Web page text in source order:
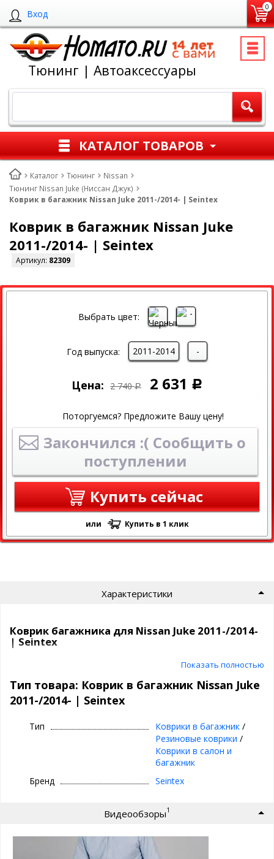
Вход
0
Тюнинг | Автоаксессуары
КАТАЛОГ ТОВАРОВ
Каталог Тюнинг
Nissan
Тюнинг Nissan Juke (Ниссан Джук)
Коврик в багажник Nissan Juke 2011-/2014- | Seintex
Коврик в багажник Nissan Juke
2011-/2014- | Seintex
Артикул: 82309
СКИДКА
Выбрать цвет:
Год выпуска: 2011-2014 -
Цена: 2 740 Р 2 631 Р
Поторгуемся? Предложите Вашу цену!
Закончился :( Сообщить о
поступлении
Купить сейчас
или Купить в 1 клик
Характеристики
Коврик багажника для Nissan Juke 2011-/2014-
| Seintex
Коврик в багажник автомобиля |
полиуретановый, Seintex
⊕ высокие бортики, специальный рисунок
геометрию багажника вашего автомобиля
⊕ используется каждый день круглый год -
лето, осень, зима, весна
морозе, не пахнет - эластичный и практичный
⊕ износостоек, легко чистится и моется, прост
в уходе
Показать полностью
Тип товара: Коврик в багажник Nissan Juke
2011-/2014- | Seintex
Тип Коврики в багажник/
Резиновые коврики /
Коврики в салон и
багажник
Бренд
Seintex
Видеообзоры1